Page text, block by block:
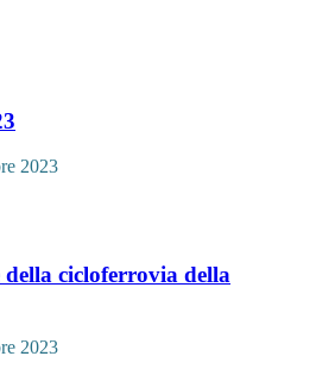
2023
della cicloferrovia della
2023